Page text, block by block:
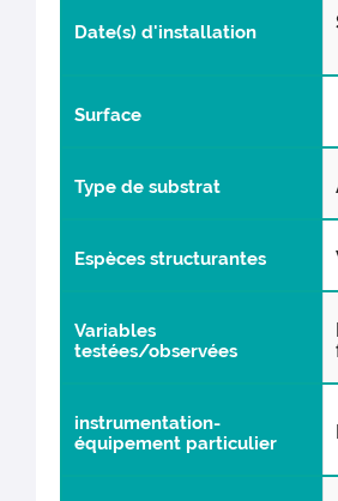
Date(s) d'installation
Surface
Type de substrat
Espèces structurantes
Variables
testées/observées
instrumentation-
équipement particulier